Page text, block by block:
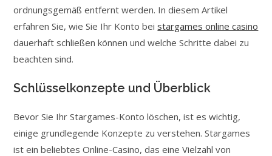
ordnungsgemäß entfernt werden. In diesem Artikel
erfahren Sie, wie Sie Ihr Konto beistargames online casino
dauerhaft schließen können und welche Schritte dabei zu
beachten sind.
Schlüsselkonzepte und Überblick
Bevor Sie Ihr Stargames-Konto löschen, ist es wichtig,
einige grundlegende Konzepte zu verstehen. Stargames
ist ein beliebtes Online-Casino, das eine Vielzahl von